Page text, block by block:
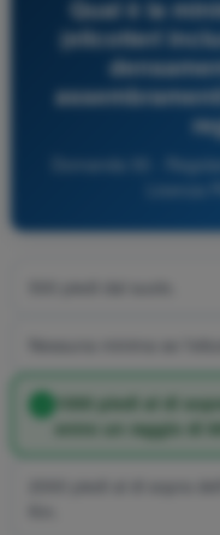
Qual è la
(elicotteri
1000 piedi al di
entro un raggio di
2000 piedi al di sopra